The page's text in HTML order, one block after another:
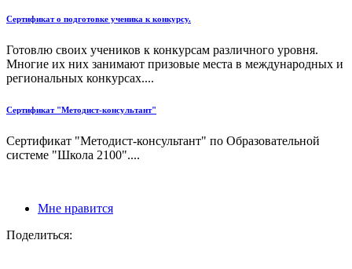
Сертификат о подготовке ученика к конкурсу.
Готовлю своих учеников к конкурсам различного уровня.
Многие их них занимают призовые места в международных и
региональных конкурсах....
Сертификат "Методист-консультант"
Сертификат "Методист-консультант" по Образовательной
системе "Школа 2100"....
Мне нравится
Поделиться: